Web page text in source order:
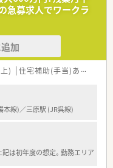
迎している職場です。
可能であり、経験者であ
いただける環境です。
大手調剤薬局グループで
している企業です。
を築くことが可能です。
握するためにエリアごと
の貢献を追求しています。
円から550万円の提示が可
た給与体系です。
急募求人でワークラ
加
) 住宅補助(手当)あり
本線)／三原駅 (JR呉線)
記は初年度の想定。勤務エリア